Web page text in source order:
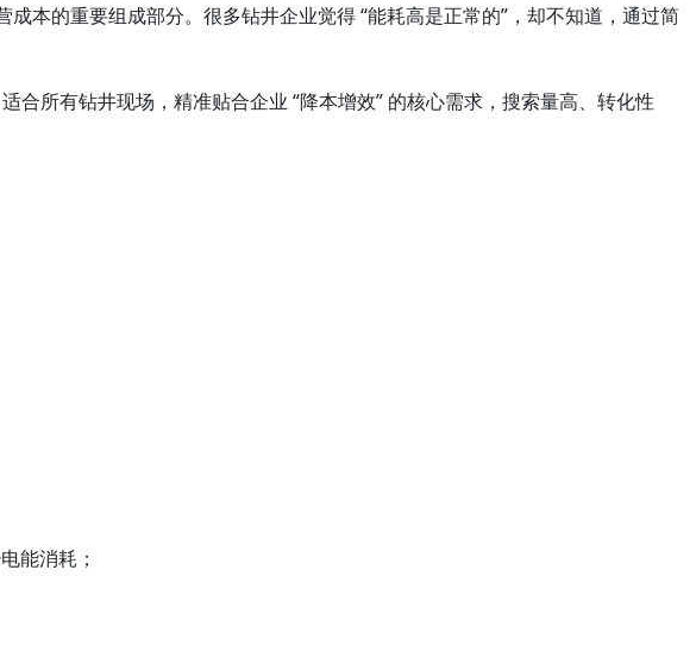
成本的重要组成部分。很多钻井企业觉得 “能耗高是正常的”，却不知道，通过简
所有钻井现场，精准贴合企业 “降本增效” 的核心需求，搜索量高、转化性
能消耗；